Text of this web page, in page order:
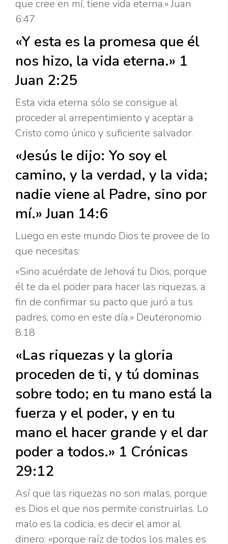
que cree en mí, tiene vida eterna.» Juan
6:47
«Y esta es la promesa que él
nos hizo, la vida eterna.» 1
Juan 2:25
Esta vida eterna sólo se consigue al
proceder al arrepentimiento y aceptar a
Cristo como único y suficiente salvador.
«Jesús le dijo: Yo soy el
camino, y la verdad, y la vida;
nadie viene al Padre, sino por
mí.» Juan 14:6
Luego en este mundo Dios te provee de lo
que necesitas:
«Sino acuérdate de Jehová tu Dios, porque
él te da el poder para hacer las riquezas, a
fin de confirmar su pacto que juró a tus
padres, como en este día.» Deuteronomio
8:18
«Las riquezas y la gloria
proceden de ti, y tú dominas
sobre todo; en tu mano está la
fuerza y el poder, y en tu
mano el hacer grande y el dar
poder a todos.» 1 Crónicas
29:12
Así que las riquezas no son malas, porque
es Dios el que nos permite construirlas. Lo
malo es la codicia, es decir el amor al
dinero: «porque raíz de todos los males es